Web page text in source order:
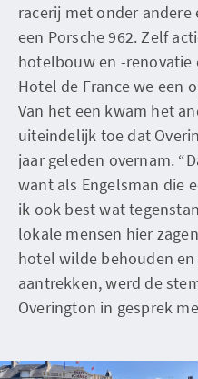
racerij met onder andere
een Porsche 962. Zelf
hotelbouw en -
Hotel de France we een
Van het een kwam het
uiteindelijk toe dat
jaar geleden overnam.
want als Engelsman die
ik ook best wat
lokale mensen hier
hotel wilde behouden
aantrekken, werd de
Overington in gesprek